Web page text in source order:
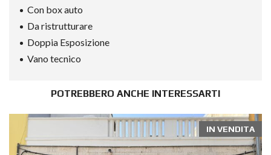
Con box auto
Da ristrutturare
Doppia Esposizione
Vano tecnico
POTREBBERO ANCHE INTERESSARTI
IN VENDITA